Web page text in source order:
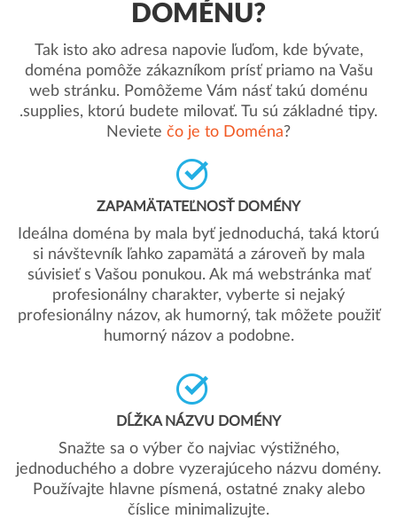
DOMÉNU?
Tak isto ako adresa napovie ľuďom, kde bývate,
doména pomôže zákazníkom prísť priamo na Vašu
web stránku. Pomôžeme Vám násť takú doménu
.supplies, ktorú budete milovať. Tu sú základné tipy.
Neviete čo je to Doména?
ZAPAMÄTATEĽNOSŤ DOMÉNY
Ideálna doména by mala byť jednoduchá, taká ktorú
si návštevník ľahko zapamätá a zároveň by mala
súvisieť s Vašou ponukou. Ak má webstránka mať
profesionálny charakter, vyberte si nejaký
profesionálny názov, ak humorný, tak môžete použiť
humorný názov a podobne.
DĹŽKA NÁZVU DOMÉNY
Snažte sa o výber čo najviac výstižného,
jednoduchého a dobre vyzerajúceho názvu domény.
Používajte hlavne písmená, ostatné znaky alebo
číslice minimalizujte.